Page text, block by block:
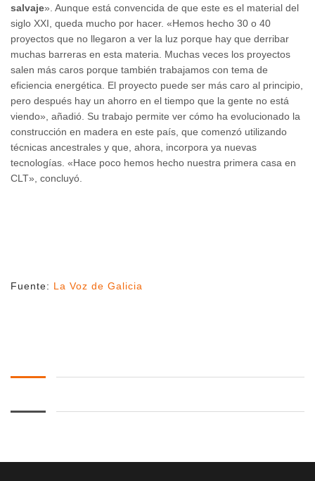
salvaje». Aunque está convencida de que este es el material del
siglo XXI, queda mucho por hacer. «Hemos hecho 30 o 40
proyectos que no llegaron a ver la luz porque hay que derribar
muchas barreras en esta materia. Muchas veces los proyectos
salen más caros porque también trabajamos con tema de
eficiencia energética. El proyecto puede ser más caro al principio,
pero después hay un ahorro en el tiempo que la gente no está
viendo», añadió. Su trabajo permite ver cómo ha evolucionado la
construcción en madera en este país, que comenzó utilizando
técnicas ancestrales y que, ahora, incorpora ya nuevas
tecnologías. «Hace poco hemos hecho nuestra primera casa en
CLT», concluyó.
Fuente: La Voz de Galicia